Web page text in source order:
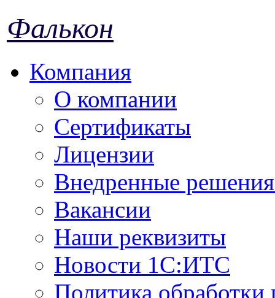
Фалькон
Компания
О компании
Сертификаты
Лицензии
Внедренные
Вакансии
Наши реквизиты
Новости 1С:ИТС
Политика